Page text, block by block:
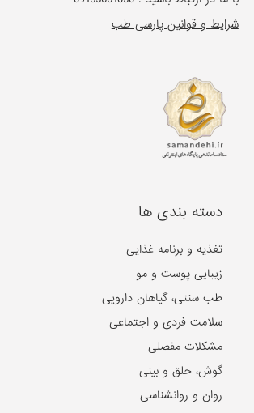
تغذیه و برنامه غذایی
طب سنتی، گیاهان دارویی
سلامت فردی و اجتماعی
مشکلات مفصلی
گوش، حلق و بینی
غدد و متابولیسم
بیماری های پوست و مو
بیماری های ویروسی
بیماری های مغز و اعصاب
بیماری های سرطانی
دهان و دندان
مشکلات گوارشی
بیماری های قلب و عروق